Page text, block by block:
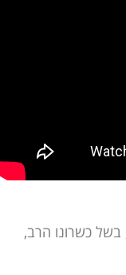
בשל כשרונו הרב,